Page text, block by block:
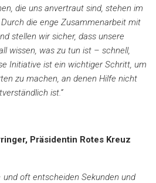
die uns anvertraut sind, stehen im
die enge Zusammenarbeit mit
stellen wir sicher, dass unsere
wissen, was zu tun ist – schnell,
Initiative ist ein wichtiger Schritt, um
zu machen, an denen Hilfe nicht
ist.“
Präsidentin Rotes Kreuz
und oft entscheiden Sekunden und